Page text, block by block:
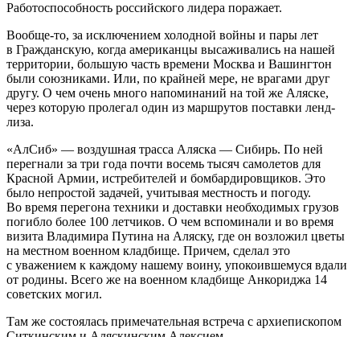
Работоспособность российского лидера поражает.
Вообще-то, за исключением холодной войны и пары лет
в Гражданскую, когда американцы высаживались на нашей
территории, большую часть времени Москва и Вашингтон
были союзниками. Или, по крайней мере, не врагами друг
другу. О чем очень много напоминаний на той же Аляске,
через которую пролегал один из маршрутов поставки ленд-
лиза.
«АлСиб» — воздушная трасса Аляска — Сибирь. По ней
перегнали за три года почти восемь тысяч самолетов для
Красной Армии, истребителей и бомбардировщиков. Это
было непростой задачей, учитывая местность и погоду.
Во время перегона техники и доставки необходимых грузов
погибло более 100 летчиков. О чем вспоминали и во время
визита Владимира Путина на Аляску, где он возложил цветы
на местном военном кладбище. Причем, сделал это
с уважением к каждому нашему воину, упокоившемуся вдали
от родины. Всего же на военном кладбище Анкориджа 14
советских могил.
Там же состоялась примечательная встреча с архиепископом